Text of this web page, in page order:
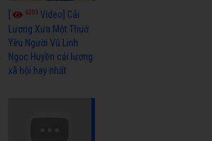
6393Video] Cải
Lương Xưa Một Thuở
Yêu Người Vũ Linh
Ngọc Huyền cải lương
xã hội hay nhất